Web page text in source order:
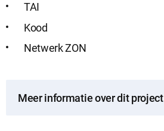
TAI
Kood
Netwerk ZON
Meer informatie over dit project